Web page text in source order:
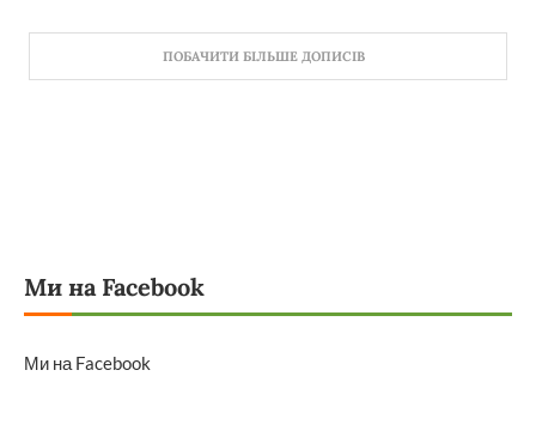
ПОБАЧИТИ БІЛЬШЕ ДОПИСІВ
Ми на Facebook
Ми на Facebook